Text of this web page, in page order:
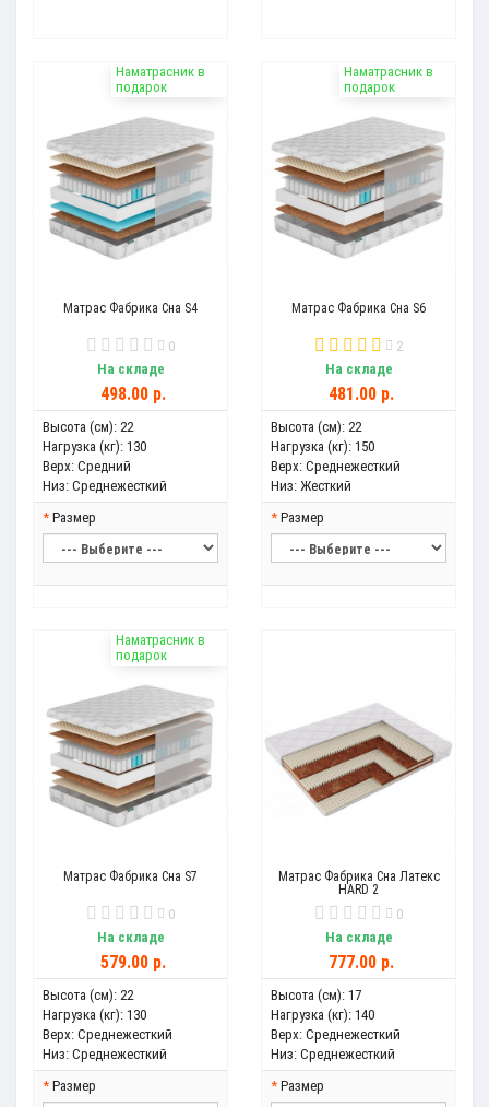
Наматрасник в
подарок
Матрас Фабрика Сна S4
0
На складе
498.00 р.
Высота (см): 22
Нагрузка (кг): 130
Верх: Средний
Низ: Среднежесткий
Размер
Наматрасник в
подарок
Матрас Фабрика Сна S6
2
На складе
481.00 р.
Высота (см): 22
Нагрузка (кг): 150
Верх: Среднежесткий
Низ: Жесткий
Размер
Наматрасник в
подарок
Матрас Фабрика Сна S7
0
На складе
579.00 р.
Высота (см): 22
Нагрузка (кг): 130
Верх: Среднежесткий
Низ: Среднежесткий
Размер
Матрас Фабрика Сна Латекс
HARD 2
0
На складе
777.00 р.
Высота (см): 17
Нагрузка (кг): 140
Верх: Среднежесткий
Низ: Среднежесткий
Размер